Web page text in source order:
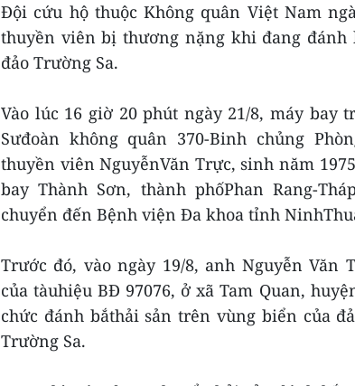
Đội cứu hộ thuộc Không quân Việt Nam
thuyền viên bị thương nặng khi đang đánh
đảo Trường Sa.
Vào lúc 16 giờ 20 phút ngày 21/8, máy bay
Sưđoàn không quân 370-Binh chủng
thuyền viên NguyễnVăn Trực, sinh năm
bay Thành Sơn, thành phốPhan Rang-
chuyển đến Bệnh viện Đa khoa tỉnh
Trước đó, vào ngày 19/8, anh Nguyễn Văn
của tàuhiệu BĐ 97076, ở xã Tam Quan,
chức đánh bắthải sản trên vùng biển của
Trường Sa.